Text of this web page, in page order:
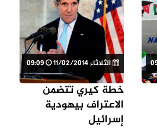
الثلاثاء 11/02/2014 09:09
خطة كيري تتضمن
الاعتراف بيهودية
إسرائيل